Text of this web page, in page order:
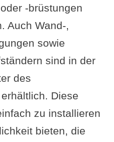
-brüstungen
Auch Wand-,
sowie
sind in der
des
Diese
zu installieren
bieten, die